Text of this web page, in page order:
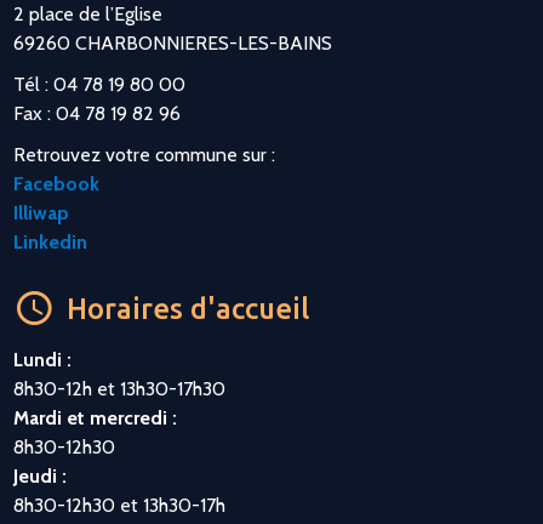
2 place de l’Eglise
69260 CHARBONNIERES-LES-BAINS
Tél : 04 78 19 80 00
Fax : 04 78 19 82 96
Retrouvez votre commune sur :
Facebook
Illiwap
Linkedin
Horaires d'accueil
Lundi :
8h30-12h et 13h30-17h30
Mardi et mercredi :
8h30-12h30
Jeudi :
8h30-12h30 et 13h30-17h